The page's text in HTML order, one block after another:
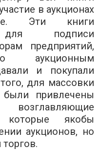
в аукционах
Эти книги
для подписи
предприятий,
аукционным
и покупали
для массовки
привлечены
якобы
аукционов, но